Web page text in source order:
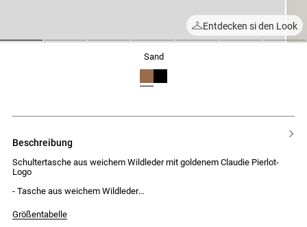
Entdecken si den Look
sand
beschreibung
Schultertasche aus weichem Wildleder mit goldenem Claudie Pierlot-
Logo
- Tasche aus weichem Wildleder
- Reißverschluss
- Goldenes Claudie Pierlot-Logo auf der Vorderseite
Größentabelle